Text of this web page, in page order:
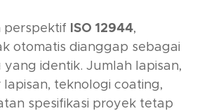
perspektif ISO 12944,
otomatis dianggap sebagai
yang identik. Jumlah lapisan,
teknologi coating,
spesifikasi proyek tetap